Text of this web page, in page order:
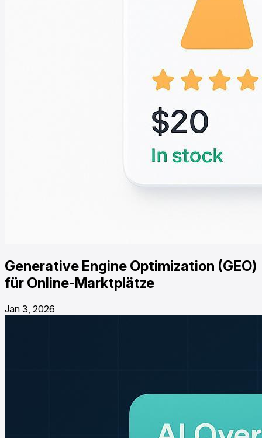
Generative Engine Optimization (GEO)
für Online-Marktplätze
Jan 3, 2026